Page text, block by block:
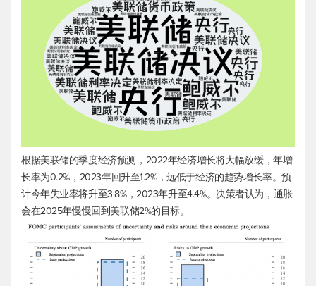
根据美联储的季度经济预测，2022年经济增长将大幅放缓，年增
长率为0.2%，2023年回升至1.2%，远低于经济的趋势增长率。预
计今年失业率将升至3.8%，2023年升至4.4%。决策者认为，通胀
会在2025年慢慢回到美联储2%的目标。